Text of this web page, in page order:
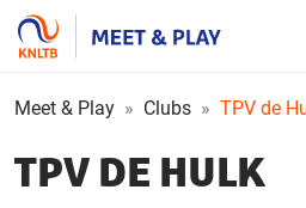
Service
menu
Meet & Play Clubs TPV de
TPV DE HULK